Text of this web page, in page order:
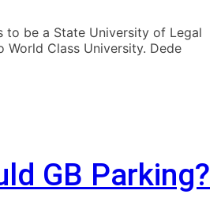
to be a State University of Legal
World Class University. Dede
GB Parking?